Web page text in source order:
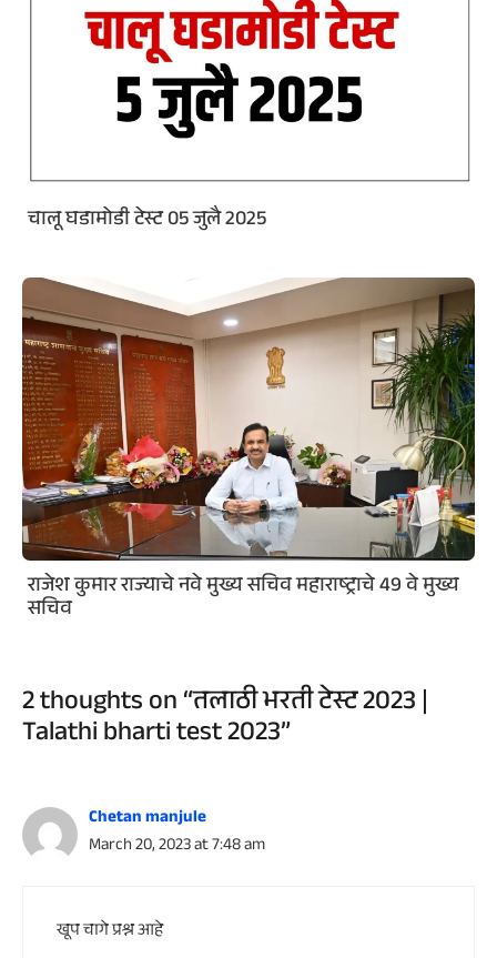
चालू घडामोडी टेस्ट 05 जुलै 2025
राजेश कुमार राज्याचे नवे मुख्य सचिव महाराष्ट्राचे 49 वे मुख्य
सचिव
2 thoughts on “तलाठी भरती टेस्ट 2023 |
Talathi bharti test 2023”
Chetan manjule
March 20, 2023 at 7:48 am
खूप चागे प्रश्न आहे